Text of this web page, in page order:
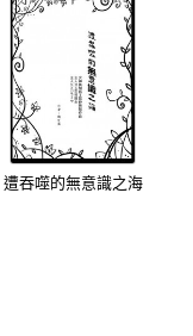
遭吞噬的無意識之海